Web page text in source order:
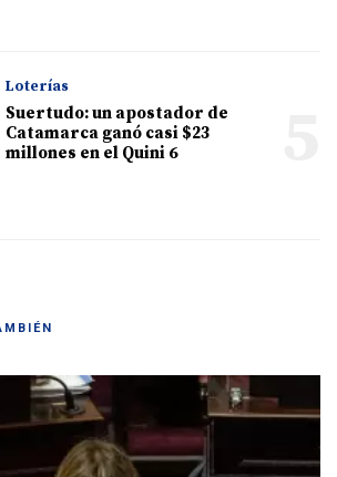
Loterías
Suertudo: un apostador de
Catamarca ganó casi $23
millones en el Quini 6